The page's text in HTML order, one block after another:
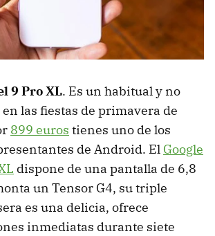
9 Pro XL. Es un habitual y no
las fiestas de primavera de
899 euros tienes uno de los
de Android. El Google
dispone de una pantalla de 6,8
un Tensor G4, su triple
es una delicia, ofrece
inmediatas durante siete